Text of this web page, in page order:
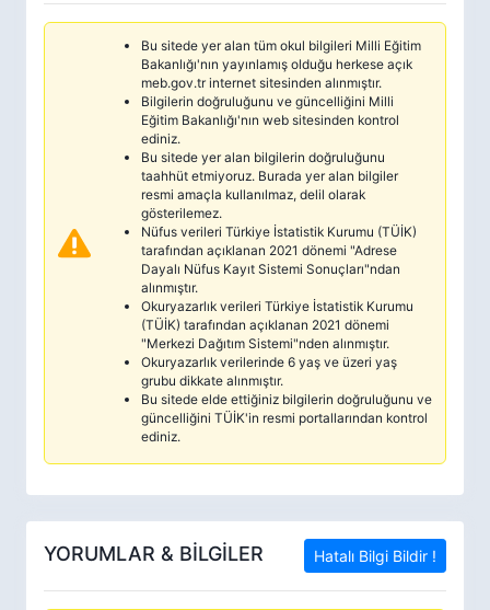
Bu sitede yer alan tüm okul bilgileri Milli Eğitim
Bakanlığı'nın yayınlamış olduğu herkese açık
meb.gov.tr internet sitesinden alınmıştır.
Bilgilerin doğruluğunu ve güncelliğini Milli
Eğitim Bakanlığı'nın web sitesinden kontrol
ediniz.
Bu sitede yer alan bilgilerin doğruluğunu
taahhüt etmiyoruz. Burada yer alan bilgiler
resmi amaçla kullanılmaz, delil olarak
gösterilemez.
Nüfus verileri Türkiye İstatistik Kurumu (TÜİK)
tarafından açıklanan 2021 dönemi "Adrese
Dayalı Nüfus Kayıt Sistemi Sonuçları"ndan
alınmıştır.
Okuryazarlık verileri Türkiye İstatistik Kurumu
(TÜİK) tarafından açıklanan 2021 dönemi
"Merkezi Dağıtım Sistemi"nden alınmıştır.
Okuryazarlık verilerinde 6 yaş ve üzeri yaş
grubu dikkate alınmıştır.
Bu sitede elde ettiğiniz bilgilerin doğruluğunu ve
güncelliğini TÜİK'in resmi portallarından kontrol
ediniz.
YORUMLAR & BİLGİLER Hatalı Bilgi Bildir !